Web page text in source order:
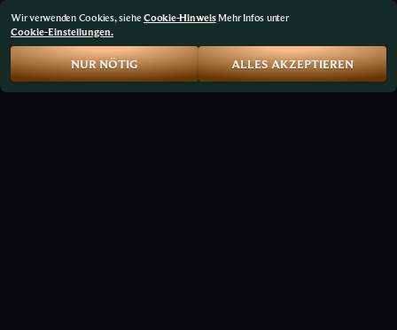
Wir verwenden Cookies, sieheCookie-HinweisMehr Infos unter
Cookie-Einstellungen.
NUR NÖTIG ALLES AKZEPTIEREN